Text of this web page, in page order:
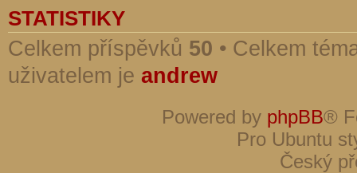
STATISTIKY
Celkem příspěvků 50 • Celkem
uživatelem je andrew
Powered by phpBB®
Pro Ubuntu
Český